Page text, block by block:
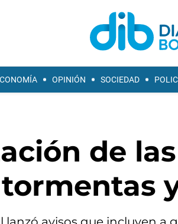
OPINIÓN SOCIEDAD
de